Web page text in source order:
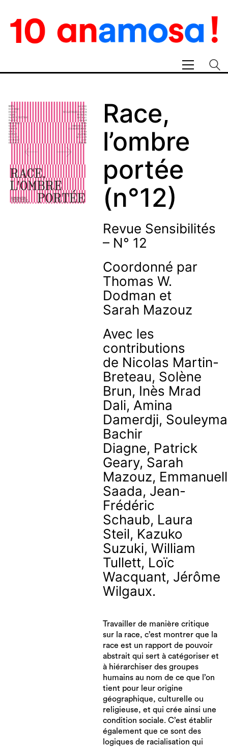
Race,
l’ombre
portée
(n°12)
Revue Sensibilités
– N° 12
Coordonné par
Thomas W.
Dodman et
Sarah Mazouz
Avec les
contributions
de Nicolas Martin-
Breteau, Solène
Brun, Inès Mrad
Dali, Amina
Damerdji,
Bachir
Diagne, Patrick
Geary, Sarah
Mazouz,
Saada, Jean-
Frédéric
Schaub, Laura
Steil, Kazuko
Suzuki, William
Tullett, Loïc
Wacquant, Jérôme
Wilgaux.
Travailler de manière critique
sur la race, c’est montrer que la
race est un rapport de pouvoir
abstrait qui sert à catégoriser et
à hiérarchiser des groupes
humains au nom de ce que l’on
tient pour leur origine
géographique, culturelle ou
religieuse, et qui crée ainsi une
condition sociale. C’est établir
également que ce sont des
logiques de racialisation qui